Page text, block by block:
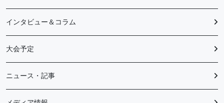
インタビュー＆コラム
大会予定
ニュース・記事